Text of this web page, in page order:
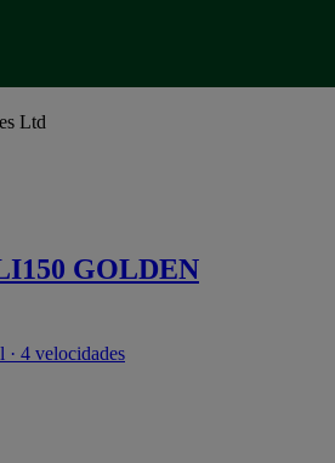
Ltd
GOLDEN
· 4 velocidades